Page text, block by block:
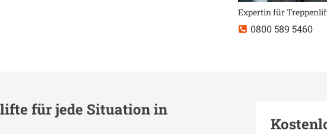
Expertin für
0800 589 5460
für jede Situation in